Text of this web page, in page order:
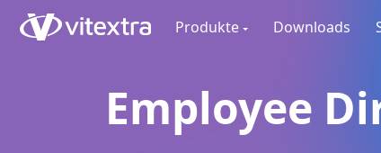
Produkte Downloads
Employee